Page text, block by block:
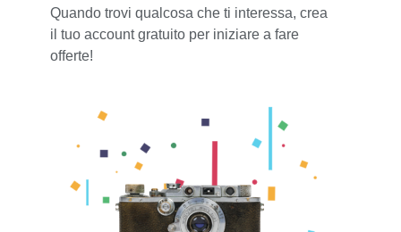
Quando trovi qualcosa che ti interessa, crea
il tuo account gratuito per iniziare a fare
offerte!